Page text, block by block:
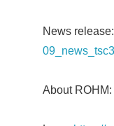
News release:
About ROHM: